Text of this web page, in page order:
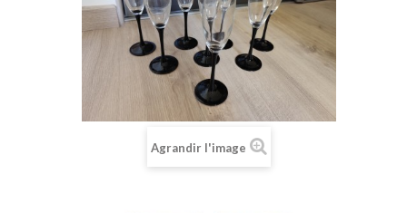
Agrandir l'image